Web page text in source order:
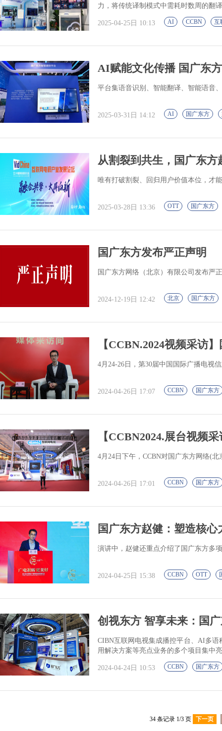
力，将传统译制模式中需耗时数周的翻
2025-04-25日 10:13 AI CCBN 互
AI赋能文化传播 国广东
平台集语音识别、智能翻译、智能语音
2025-03-31日 14:12 AI 国广东方
从割裂到共生，国广东
唯有打破割裂、回归用户价值本位，才
2025-03-28日 13:36 OTT 国广东方
国广东方发布严正声明
国广东方网络（北京）有限公司发布严
2024-12-19日 12:42 北京 国广东方
【CCBN.2024视频采访
4月24-26日，第30届中国国际广播电视
2024-04-26日 17:07 CCBN 国广东方
【CCBN2024.展台视频
4月24日下午，CCBN对国广东方网络(
2024-04-26日 17:01 CCBN 国广东方
国广东方赵健：塑造核心
演讲中，赵健还重点介绍了国广东方多
2024-04-25日 15:38 CCBN OTT
创视东方 智享未来：国
CIBN互联网电视集成播控平台、AI多
用解决方案等亮点业务的多个项目集中
2024-04-24日 10:53 CCBN 国广东方
34 条记录 1/3 页 下一页